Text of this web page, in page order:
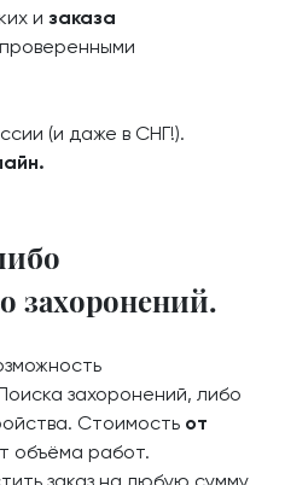
и заказа
(и даже в СНГ!).
захоронений.
захоронений, либо
Стоимость от
объёма работ.